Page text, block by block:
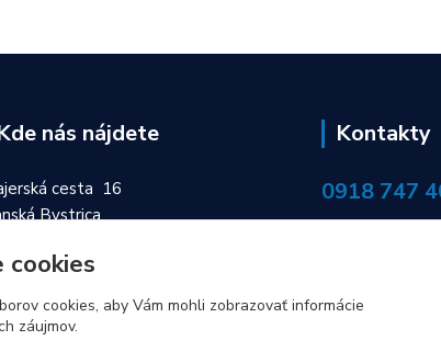
nás nájdete
cesta 16
Bystrica
Kontakty
0918 747
cookies
cookies, aby Vám mohli zobrazovať informácie
záujmov.